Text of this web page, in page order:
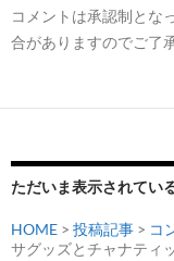
コメントは承認制とな
合がありますのでご了
ただいま表示されてい
HOME > 投稿記事 > コ
サグッズとチャナティ